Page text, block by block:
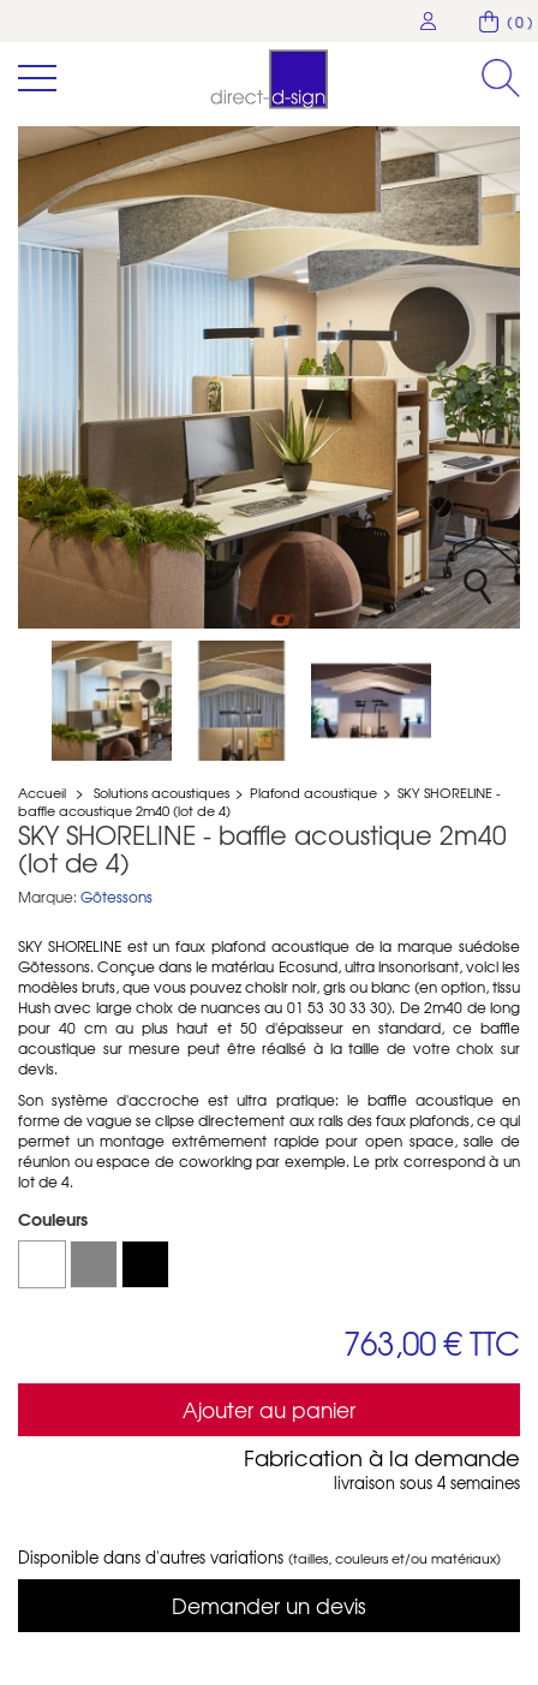
( 0 )
Accueil > Solutions acoustiques > Plafond acoustique > SKY SHORELINE -
baffle acoustique 2m40 (lot de 4)
SKY SHORELINE - baffle acoustique 2m40
(lot de 4)
Marque: Götessons
SKY SHORELINE est un faux plafond acoustique de la marque suédoise
Götessons. Conçue dans le matériau Ecosund, ultra insonorisant, voici les
modèles bruts, que vous pouvez choisir noir, gris ou blanc (en option, tissu
Hush avec large choix de nuances au 01 53 30 33 30). De 2m40 de long
pour 40 cm au plus haut et 50 d'épaisseur en standard, ce baffle
acoustique sur mesure peut être réalisé à la taille de votre choix sur
devis.
Son système d'accroche est ultra pratique: le baffle acoustique en
forme de vague se clipse directement aux rails des faux plafonds, ce qui
permet un montage extrêmement rapide pour open space, salle de
réunion ou espace de coworking par exemple. Le prix correspond à un
lot de 4.
Couleurs
763,00 €TTC
Ajouter au panier
Fabrication à la demande
livraison sous 4 semaines
Disponible dans d'autres variations (tailles, couleurs et/ou matériaux)
Demander un devis